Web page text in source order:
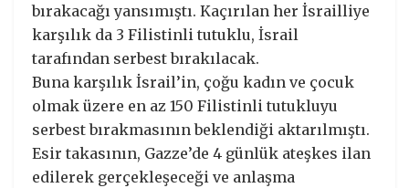
bırakacağı yansımıştı. Kaçırılan her İsrailliye
karşılık da 3 Filistinli tutuklu, İsrail
tarafından serbest bırakılacak.
Buna karşılık İsrail’in, çoğu kadın ve çocuk
olmak üzere en az 150 Filistinli tutukluyu
serbest bırakmasının beklendiği aktarılmıştı.
Esir takasının, Gazze’de 4 günlük ateşkes ilan
edilerek gerçekleşeceği ve anlaşma